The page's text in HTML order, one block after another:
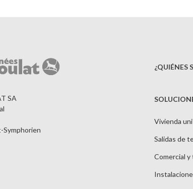
SA
Symphorien
¿QUIÉNES
Vivienda
Salidas de
Comercial y